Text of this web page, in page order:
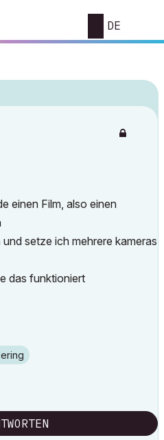
DE
einen Film, also einen
setze ich mehrere kameras
das funktioniert